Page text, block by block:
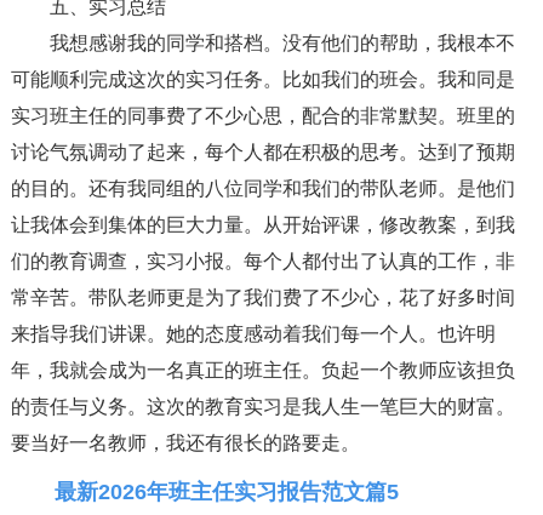
五、实习总结
我想感谢我的同学和搭档。没有他们的帮助，我根本不
可能顺利完成这次的实习任务。比如我们的班会。我和同是
实习班主任的同事费了不少心思，配合的非常默契。班里的
讨论气氛调动了起来，每个人都在积极的思考。达到了预期
的目的。还有我同组的八位同学和我们的带队老师。是他们
让我体会到集体的巨大力量。从开始评课，修改教案，到我
们的教育调查，实习小报。每个人都付出了认真的工作，非
常辛苦。带队老师更是为了我们费了不少心，花了好多时间
来指导我们讲课。她的态度感动着我们每一个人。也许明
年，我就会成为一名真正的班主任。负起一个教师应该担负
的责任与义务。这次的教育实习是我人生一笔巨大的财富。
要当好一名教师，我还有很长的路要走。
最新2026年班主任实习报告范文篇5